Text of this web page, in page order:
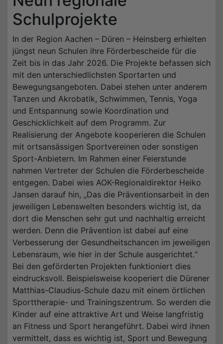
Schulprojekte
In der Region Aachen – Düren – Heinsberg erhielten
jüngst neun Schulen ihre Förderbescheide für die
Zeit bis in das Jahr 2026. Die Projekte befassen sich
mit den unterschiedlichsten Sportarten und
Bewegungsangeboten. Dabei stehen unter anderem
Tanzen und Akrobatik, Schwimmen, Tennis, Yoga
und Entspannung sowie Koordination und
Geschicklichkeit auf dem Programm. Zur
Realisierung der Angebote kooperieren die Schulen
mit ortsansässigen Sportvereinen oder sonstigen
Sport-Anbietern. Im Rahmen einer Feierstunde
nahmen Vertreter der Schulen die Förderbescheide
entgegen. Dabei wies AOK-Regionaldirektor Heiko
Jansen darauf hin, „Das die Präventionsarbeit in den
jeweiligen Lebenswelten besonders wichtig ist, da
dort die Menschen sehr gut und nachhaltig erreicht
werden. Denn die Prävention ist dabei auf eine
Verbesserung der Gesundheitschancen im jeweiligen
Lebensraum, wie hier in der Schule ausgerichtet.“
Bei den geförderten Projekten funktioniert dies
eindrucksvoll. Beispielsweise kooperiert die Dürener
Matthias-Claudius-Schule dazu mit einem örtlichen
Sporttherapie- und Trainingszentrum. So werden die
Kinder auf eine attraktive Art und Weise langfristig
an Fitness und Sport herangeführt. Dabei wird ihnen
vermittelt, dass es wichtig ist, Sport und Bewegung